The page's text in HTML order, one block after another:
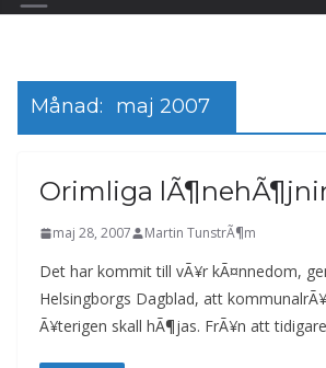
Månad: maj 2007
Orimliga
maj 28, 2007 Martin TunstrÃ¶m
Det har kommit till vÃ¥r kÃ¤nnedom,
Helsingborgs Dagblad, att
Ã¥terigen skall hÃ¶jas. FrÃ¥n att tidigare